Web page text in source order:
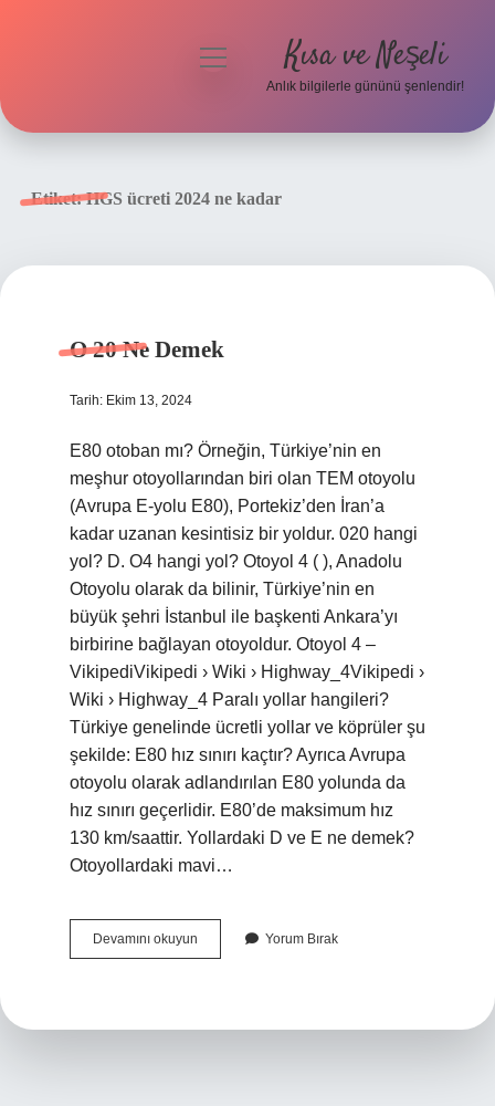
menüyü
Kısa ve Neşeli
Anlık bilgilerle gününü şenlendir!
Etiket:HGS ücreti 2024 ne kadar
O 20 Ne Demek
Tarih: Ekim 13, 2024
E80 otoban mı? Örneğin, Türkiye’nin en
meşhur otoyollarından biri olan TEM otoyolu
(Avrupa E-yolu E80), Portekiz’den İran’a
kadar uzanan kesintisiz bir yoldur. 020 hangi
yol? D. O4 hangi yol? Otoyol 4 ( ), Anadolu
Otoyolu olarak da bilinir, Türkiye’nin en
büyük şehri İstanbul ile başkenti Ankara’yı
birbirine bağlayan otoyoldur. Otoyol 4 –
VikipediVikipedi › Wiki › Highway_4Vikipedi ›
Wiki › Highway_4 Paralı yollar hangileri?
Türkiye genelinde ücretli yollar ve köprüler şu
şekilde: E80 hız sınırı kaçtır? Ayrıca Avrupa
otoyolu olarak adlandırılan E80 yolunda da
hız sınırı geçerlidir. E80’de maksimum hız
130 km/saattir. Yollardaki D ve E ne demek?
Otoyollardaki mavi…
Devamını okuyun
20
Yorum Bırak